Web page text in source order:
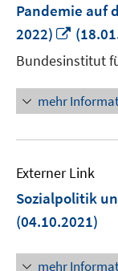
Pandemie auf
2022)
In
neuem
öffnen
Bundesinstitut
mehr
Externer Link
Sozialpolitik
(04.10.2021)
mehr